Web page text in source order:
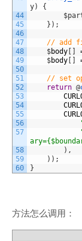
44
45
46
47
48
49
50
51
52
53
54
55
56
57
58
59
60
y) {
$part =
} ) ;
// add
$body
$body
// set
return @
) ,
) ) ;
}
方法怎么调用：